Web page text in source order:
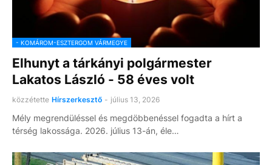
- KOMÁROM-ESZTERGOM VÁRMEGYE
Elhunyt a tárkányi polgármester
Lakatos László - 58 éves volt
közzétette Hírszerkesztő - július 13, 2026
Mély megrendüléssel és megdöbbenéssel fogadta a hírt a
térség lakossága. 2026. július 13-án, éle…